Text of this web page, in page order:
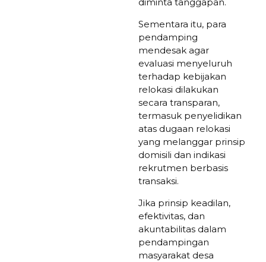
Sementara itu, para
pendamping
mendesak agar
evaluasi menyeluruh
terhadap kebijakan
relokasi dilakukan
secara transparan,
termasuk penyelidikan
atas dugaan relokasi
yang melanggar prinsip
domisili dan indikasi
rekrutmen berbasis
transaksi.
Jika prinsip keadilan,
efektivitas, dan
akuntabilitas dalam
pendampingan
masyarakat desa